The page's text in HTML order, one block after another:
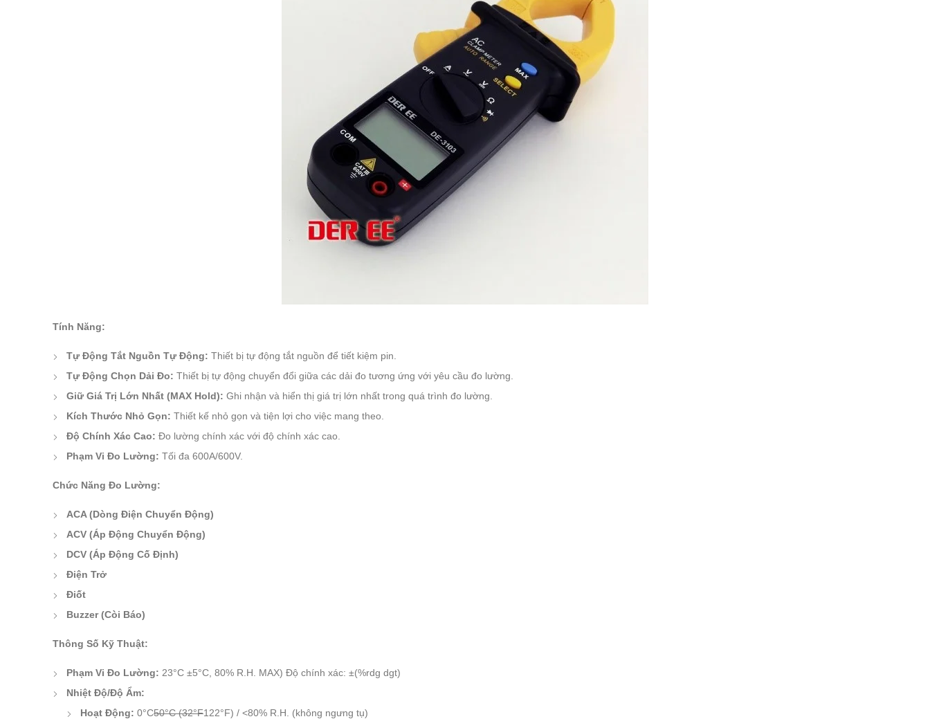
Tính Năng:
Tự Động Tắt Nguồn Tự Động: Thiết bị tự động tắt nguồn để tiết kiệm pin.
Tự Động Chọn Dải Đo: Thiết bị tự động chuyển đổi giữa các dải đo tương ứng với yêu cầu đo lường.
Giữ Giá Trị Lớn Nhất (MAX Hold): Ghi nhận và hiển thị giá trị lớn nhất trong quá trình đo lường.
Kích Thước Nhỏ Gọn: Thiết kế nhỏ gọn và tiện lợi cho việc mang theo.
Độ Chính Xác Cao: Đo lường chính xác với độ chính xác cao.
Phạm Vi Đo Lường: Tối đa 600A/600V.
Chức Năng Đo Lường:
ACA (Dòng Điện Chuyển Động)
ACV (Áp Động Chuyển Động)
DCV (Áp Động Cố Định)
Điện Trở
Điốt
Buzzer (Còi Báo)
Thông Số Kỹ Thuật:
Phạm Vi Đo Lường: 23°C ±5°C, 80% R.H. MAX) Độ chính xác: ±(%rdg dgt)
Nhiệt Độ/Độ Ẩm:
Hoạt Động: 0°C50°C (32°F122°F) / <80% R.H. (không ngưng tụ)